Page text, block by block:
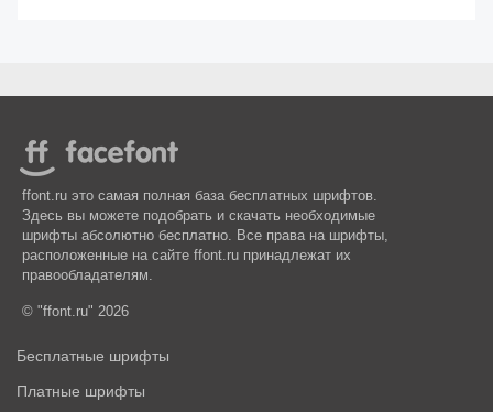
ffont.ru это самая полная база бесплатных шрифтов.
Здесь вы можете подобрать и скачать необходимые
шрифты абсолютно бесплатно. Все права на шрифты,
расположенные на сайте ffont.ru принадлежат их
правообладателям.
© "ffont.ru" 2026
Бесплатные шрифты
Платные шрифты